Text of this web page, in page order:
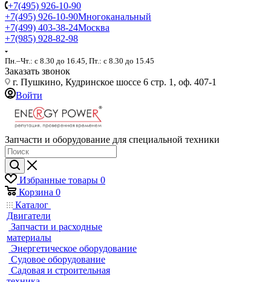
+7(495) 926-10-90
+7(495) 926-10-90Многоканальный
+7(499) 403-38-24Москва
+7(985) 928-82-98
Пн.–Чт.: с 8.30 до 16.45, Пт.: с 8.30 до 15.45
Заказать звонок
г. Пушкино, Кудринское шоссе 6 стр. 1, оф. 407-1
Войти
Запчасти и оборудование для специальной техники
Избранные товары 0
Корзина 0
Каталог
Двигатели
Запчасти и расходные
материалы
Энергетическое оборудование
Судовое оборудование
Садовая и строительная